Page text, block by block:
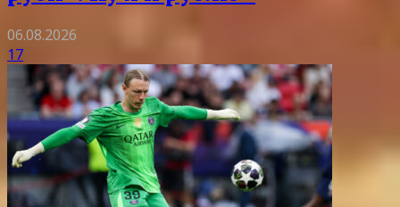
06.08.2026
17